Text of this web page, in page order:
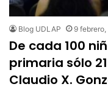
Blog UDLAP 9 febrero,
De cada 100
primaria sólo
Claudio X.